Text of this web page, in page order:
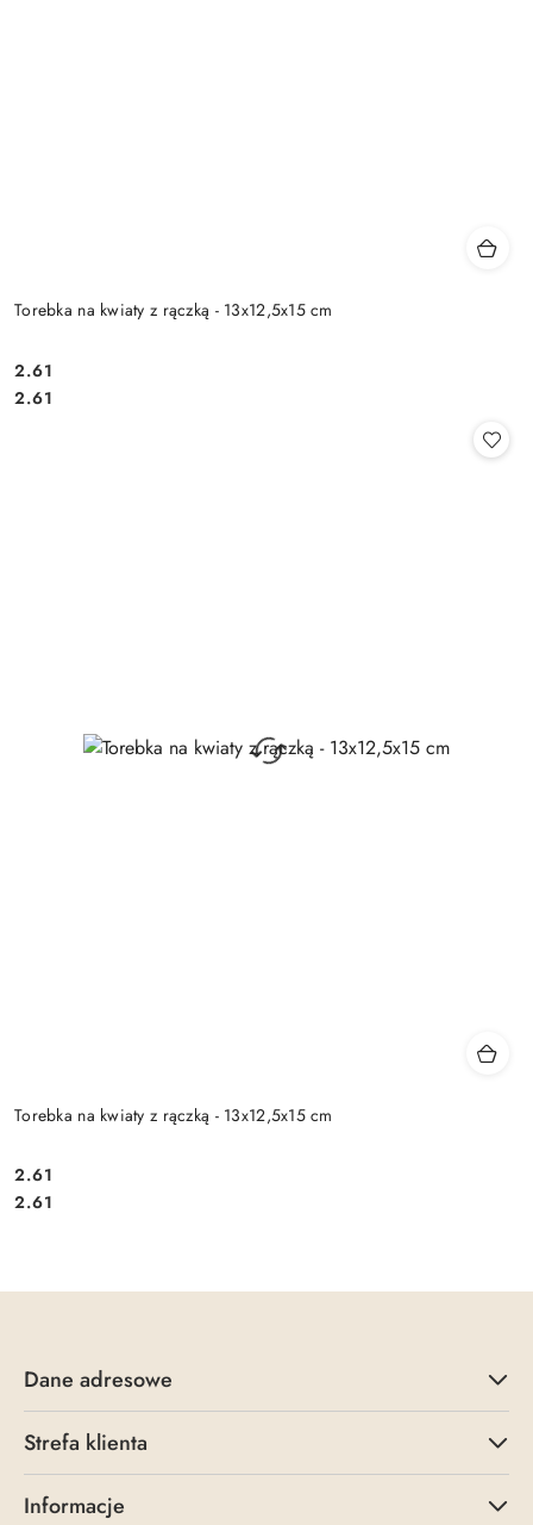
Torebka na kwiaty z rączką - 13x12,5x15 cm
Cena:
2.61
Cena:
2.61
Torebka na kwiaty z rączką - 13x12,5x15 cm
Cena:
2.61
Cena:
2.61
Dane adresowe
Strefa klienta
Informacje